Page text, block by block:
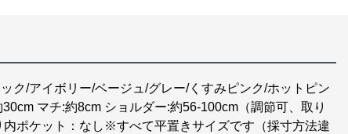
ク/アイボリー/ベージュ/グレー/くすみピンク/ホットピン
マチ:約8cm ショルダー:約56-100cm（調節可、取り
ポケット：なし※すべて平置きサイズです（採寸方法違